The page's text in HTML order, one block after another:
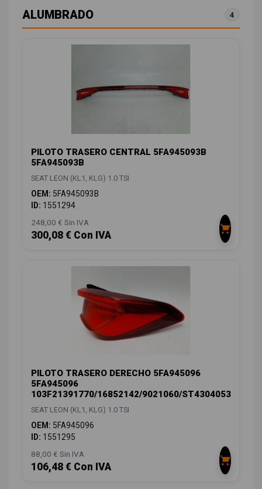
ALUMBRADO 4
PILOTO TRASERO CENTRAL 5FA945093B
5FA945093B
SEAT LEON (KL1, KLG) 1.0 TSI
OEM: 5FA945093B
ID: 1551294
248,00 € Sin IVA
300,08 € Con IVA
PILOTO TRASERO DERECHO 5FA945096
5FA945096
103F21391770/16852142/9021060/ST4304053
SEAT LEON (KL1, KLG) 1.0 TSI
OEM: 5FA945096
ID: 1551295
88,00 € Sin IVA
106,48 € Con IVA